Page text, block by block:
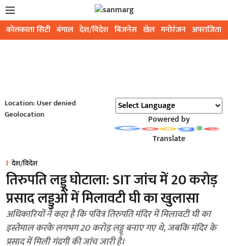
कोलकाता सिटी बंगाल देश/विदेश बिजनेस खेल मनोरंजन अपराजिता
Location: User denied
Geolocation
Powered by
Translate
देश/विदेश
तिरुपति लड्डू घोटाला: SIT जांच में 20 करोड़
प्रसाद लड्डुओं में मिलावटी घी का खुलासा
अधिकारियों ने कहा है कि पवित्र तिरुपति मंदिर में मिलावटी घी का
इस्तेमाल करके लगभग 20 करोड़ लड्डू बनाए गए थे, जबकि मंदिर के
प्रसाद में मिली गंदगी की जांच जारी है।